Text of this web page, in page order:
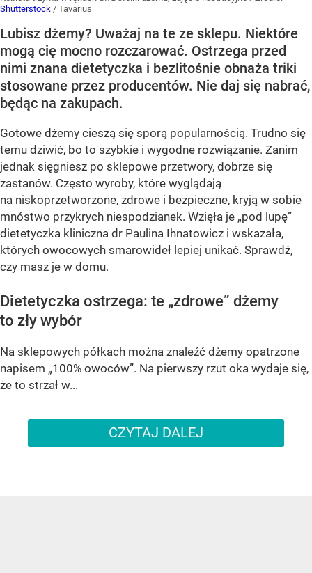
Shutterstock / Tavarius
Lubisz dżemy? Uważaj na te ze sklepu. Niektóre
mogą cię mocno rozczarować. Ostrzega przed
nimi znana dietetyczka i bezlitośnie obnaża triki
stosowane przez producentów. Nie daj się nabrać,
będąc na zakupach.
Gotowe dżemy cieszą się sporą popularnością. Trudno się
temu dziwić, bo to szybkie i wygodne rozwiązanie. Zanim
jednak sięgniesz po sklepowe przetwory, dobrze się
zastanów. Często wyroby, które wyglądają
na niskoprzetworzone, zdrowe i bezpieczne, kryją w sobie
mnóstwo przykrych niespodzianek. Wzięła je „pod lupę”
dietetyczka kliniczna dr Paulina Ihnatowicz i wskazała,
których owocowych smarowideł lepiej unikać. Sprawdź,
czy masz je w domu.
Dietetyczka ostrzega: te „zdrowe” dżemy
to zły wybór
Na sklepowych półkach można znaleźć dżemy opatrzone
napisem „100% owoców”. Na pierwszy rzut oka wydaje się,
że to strzał w...
CZYTAJ DALEJ